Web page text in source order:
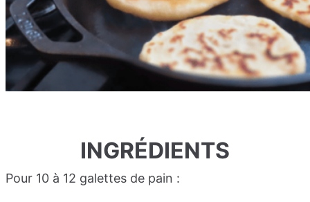
INGRÉDIENTS
Pour 10 à 12 galettes de pain :